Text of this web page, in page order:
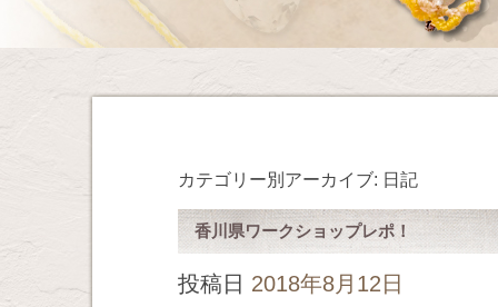
カテゴリー別アーカイブ: 日記
香川県ワークショップレポ！
投稿日 2018年8月12日